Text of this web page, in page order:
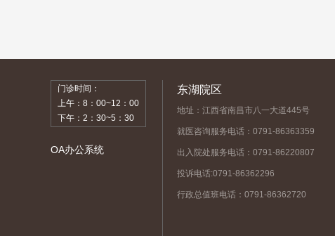
门诊时间：
上午：8：00~12：00
下午：2：30~5：30
OA办公系统
东湖院区
地址：江西省南昌市八一大道445号
就医咨询服务电话：0791-86363359
出入院处服务电话：0791-86220807
投诉电话:0791-86362296
行政总值班电话：0791-86362720